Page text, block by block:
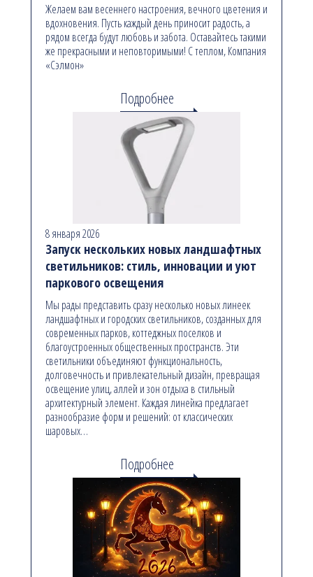
Желаем вам весеннего настроения, вечного цветения и
вдохновения. Пусть каждый день приносит радость, а
рядом всегда будут любовь и забота. Оставайтесь такими
же прекрасными и неповторимыми! С теплом, Компания
«Сэлмон»
Подробнее
8 января 2026
Запуск нескольких новых ландшафтных
светильников: стиль, инновации и уют
паркового освещения
Мы рады представить сразу несколько новых линеек
ландшафтных и городских светильников, созданных для
современных парков, коттеджных поселков и
благоустроенных общественных пространств. Эти
светильники объединяют функциональность,
долговечность и привлекательный дизайн, превращая
освещение улиц, аллей и зон отдыха в стильный
архитектурный элемент. Каждая линейка предлагает
разнообразие форм и решений: от классических
шаровых…
Подробнее